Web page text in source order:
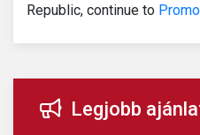
Republic, continue to
Legjobb